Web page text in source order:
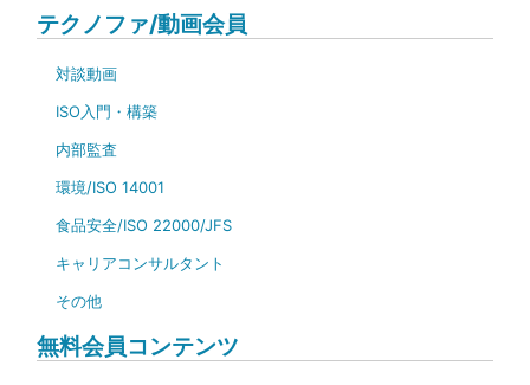
テクノファ/動画会員
対談動画
ISO入門・構築
内部監査
環境/ISO 14001
食品安全/ISO 22000/JFS
キャリアコンサルタント
その他
無料会員コンテンツ